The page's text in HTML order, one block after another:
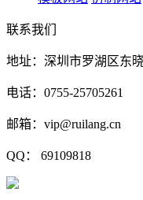
联系我们
地址：深圳市罗湖区东
电话：0755-25705261
邮箱：vip@ruilang.cn
QQ： 69109818